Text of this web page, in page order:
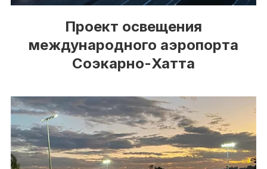
Проект освещения
международного аэропорта
Соэкарно-Хатта